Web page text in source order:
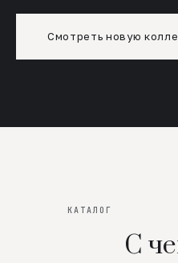
Смотреть новую
КАТАЛОГ
С